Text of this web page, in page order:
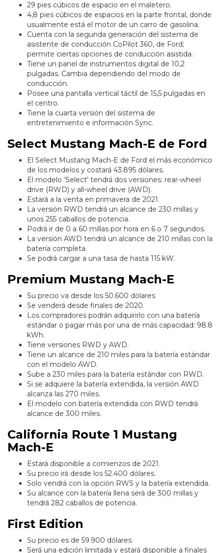
29 pies cúbicos de espacio en el maletero.
4,8 pies cúbicos de espacios en la parte frontal, donde
usualmente está el motor de un carro de gasolina.
Cuenta con la segunda generación del sistema de
asistente de conducción CoPilot 360, de Ford;
permite ciertas opciones de conducción asistida.
Tiene un panel de instrumentos digital de 10,2
pulgadas. Cambia dependiendo del modo de
conducción.
Posee una pantalla vertical táctil de 15,5 pulgadas en
el centro.
Tiene la cuarta versión del sistema de
entretenimiento e información Sync.
Select Mustang Mach-E de Ford
El Select Mustang Mach-E de Ford el más económico
de los modelos y costará 43.895 dólares.
El modelo ‘Select’ tendrá dos versiones: rear-wheel
drive (RWD) y all-wheel drive (AWD).
Estará a la venta en primavera de 2021.
La versión RWD tendrá un alcance de 230 millas y
unos 255 caballos de potencia.
Podrá ir de 0 a 60 millas por hora en 6 o 7 segundos.
La versión AWD tendrá un alcance de 210 millas con la
batería completa.
Se podrá cargar a una tasa de hasta 115 kW.
Premium Mustang Mach-E
Su precio va desde los 50.600 dólares
Se venderá desde finales de 2020.
Los compradores podrán adquirirlo con una batería
estándar o pagar más por una de más capacidad: 98.8
kWh.
Tiene versiones RWD y AWD.
Tiene un alcance de 210 miles para la batería estándar
con el modelo AWD.
Sube a 230 miles para la batería estándar con RWD.
Si se adquiere la batería extendida, la versión AWD
alcanza las 270 miles.
El modelo con batería extendida con RWD tendrá
alcance de 300 miles.
California Route 1 Mustang
Mach-E
Estará disponible a comienzos de 2021.
Su precio irá desde los 52.400 dólares.
Solo vendrá con la opción RWS y la batería extendida.
Su alcance con la batería llena será de 300 millas y
tendrá 282 caballos de potencia.
First Edition
Su precio es de 59.900 dólares.
Será una edición limitada y estará disponible a finales